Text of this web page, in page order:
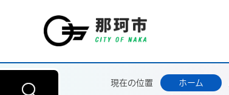
現在の位置 ホーム